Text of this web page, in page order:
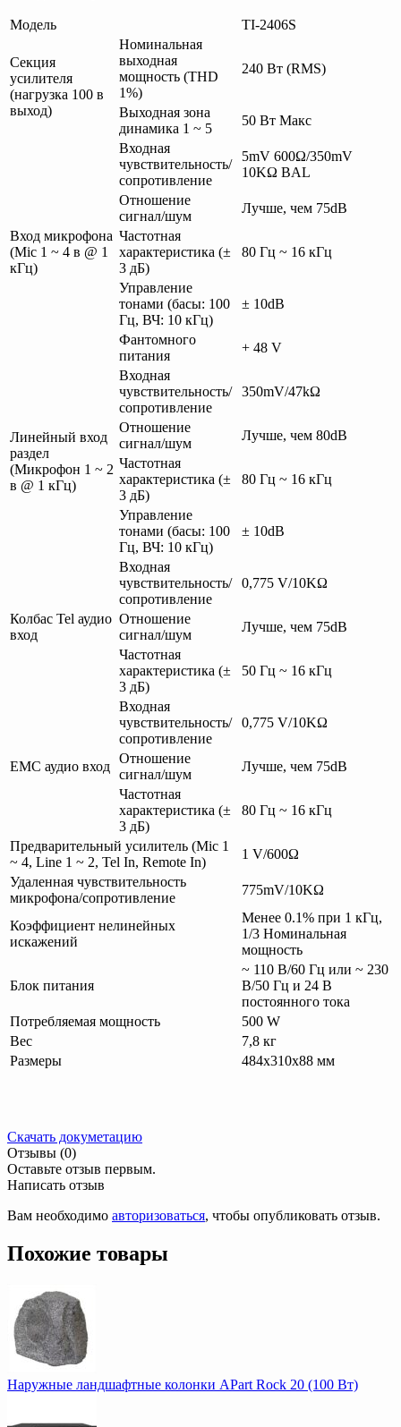
Модель TI-2406S
Секция
усилителя
(нагрузка 100 в
выход)
Номинальная
выходная
мощность (THD
1%)
240 Вт (RMS)
Выходная зона
динамика 1 ~ 5
50 Вт Макс
Вход микрофона
(Mic 1 ~ 4 в @ 1
кГц)
Входная
чувствительность/
сопротивление
5mV 600Ω/350mV
10KΩ BAL
Отношение
сигнал/шум
Лучше, чем 75dB
Частотная
характеристика (±
3 дБ)
80 Гц ~ 16 кГц
Управление
тонами (басы: 100
Гц, ВЧ: 10 кГц)
± 10dB
Фантомного
питания
+ 48 V
Линейный вход
раздел
(Микрофон 1 ~ 2
в @ 1 кГц)
Входная
чувствительность/
сопротивление
350mV/47kΩ
Отношение
сигнал/шум
Лучше, чем 80dB
Частотная
характеристика (±
3 дБ)
80 Гц ~ 16 кГц
Управление
тонами (басы: 100
Гц, ВЧ: 10 кГц)
± 10dB
Колбас Tel аудио
вход
Входная
чувствительность/
сопротивление
0,775 V/10KΩ
Отношение
сигнал/шум
Лучше, чем 75dB
Частотная
характеристика (±
3 дБ)
50 Гц ~ 16 кГц
EMC аудио вход
Входная
чувствительность/
сопротивление
0,775 V/10KΩ
Отношение
сигнал/шум
Лучше, чем 75dB
Частотная
характеристика (±
3 дБ)
80 Гц ~ 16 кГц
Предварительный усилитель (Mic 1
~ 4, Line 1 ~ 2, Tel In, Remote In)
1 V/600Ω
Удаленная чувствительность
микрофона/сопротивление
775mV/10KΩ
Коэффициент нелинейных
искажений
Менее 0.1% при 1 кГц,
1/3 Номинальная
мощность
Блок питания
~ 110 В/60 Гц или ~ 230
В/50 Гц и 24 В
постоянного тока
Потребляемая мощность
500 W
Вес
7,8 кг
Размеры
484x310x88 мм
Скачать докуметацию
Отзывы (0)
Оставьте отзыв первым.
Написать отзыв
Вам необходимо авторизоваться, чтобы опубликовать отзыв.
Похожие товары
Наружные ландшафтные колонки APart Rock 20 (100 Вт)